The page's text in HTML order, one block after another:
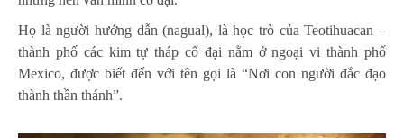
Họ là người hướng dẫn (nagual), là học trò của Teotihuacan –
thành phố các kim tự tháp cổ đại nằm ở ngoại vi thành phố
Mexico, được biết đến với tên gọi là “Nơi con người đắc đạo
thành thần thánh”.